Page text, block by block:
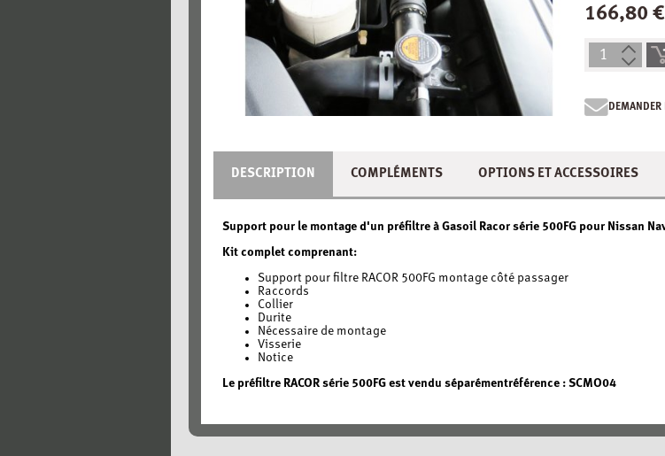
166,80 €
DEMANDER
DESCRIPTION COMPLÉMENTS OPTIONS ET ACCESSOIRES
Support pour le montage d'un préfiltre à Gasoil Racor série 500FG pour Nissan
Kit complet comprenant:
Support pour filtre RACOR 500FG montage côté passager
Raccords
Collier
Durite
Nécessaire de montage
Visserie
Notice
Le préfiltre RACOR série 500FG est vendu séparémentréférence : SCMO04